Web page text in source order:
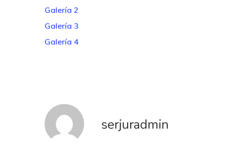
Galería 2
Galería 3
Galería 4
serjuradmin